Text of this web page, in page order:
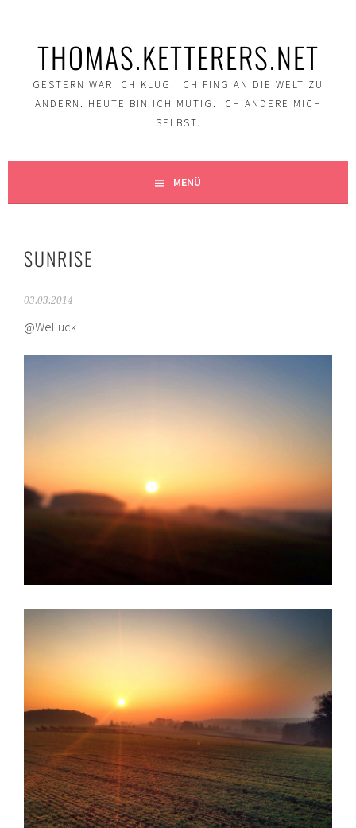
THOMAS.KETTERERS.NET
GESTERN WAR ICH KLUG. ICH FING AN DIE WELT ZU
ÄNDERN. HEUTE BIN ICH MUTIG. ICH ÄNDERE MICH
SELBST.
MENÜ
SUNRISE
03.03.2014
@Welluck